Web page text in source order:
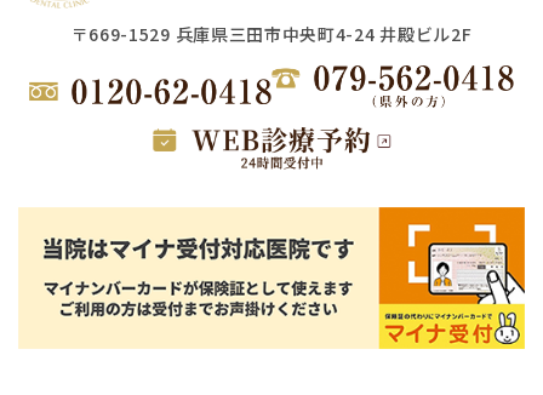
〒669-1529 兵庫県三田市中央町4-24 井殿ビル2F